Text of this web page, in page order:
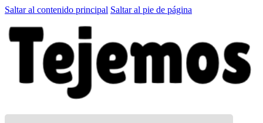
Saltar al contenido principal Saltar al pie de página